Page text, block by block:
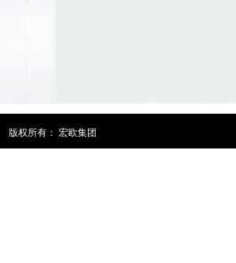
版权所有： 宏欧集团